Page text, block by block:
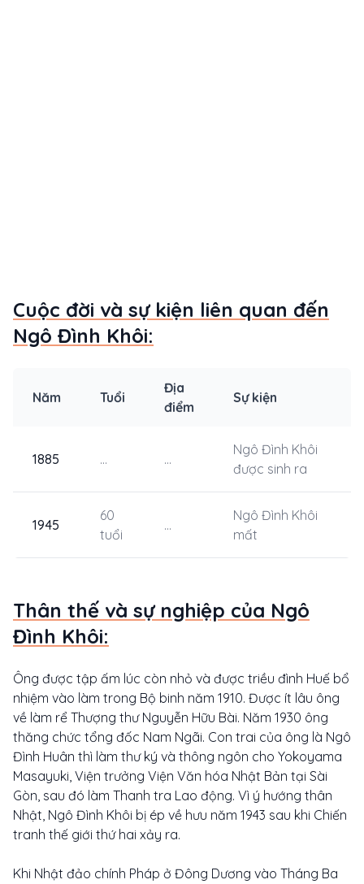
Cuộc đời và sự kiện liên quan đến
Ngô Đình Khôi:
Năm Tuổi
Địa
điểm
Sự kiện
1885 ... ...
Ngô Đình Khôi
được sinh ra
1945
60
tuổi
...
Ngô Đình Khôi
mất
Thân thế và sự nghiệp của Ngô
Đình Khôi:
Ông được tập ấm lúc còn nhỏ và được triều đình Huế bổ
nhiệm vào làm trong Bộ binh năm 1910. Được ít lâu ông
về làm rể Thượng thư Nguyễn Hữu Bài. Năm 1930 ông
thăng chức tổng đốc Nam Ngãi. Con trai của ông là Ngô
Đình Huân thì làm thư ký và thông ngôn cho Yokoyama
Masayuki, Viện trưởng Viện Văn hóa Nhật Bản tại Sài
Gòn, sau đó làm Thanh tra Lao động. Vì ý hướng thân
Nhật, Ngô Đình Khôi bị ép về hưu năm 1943 sau khi Chiến
tranh thế giới thứ hai xảy ra.
Khi Nhật đảo chính Pháp ở Đông Dương vào Tháng Ba